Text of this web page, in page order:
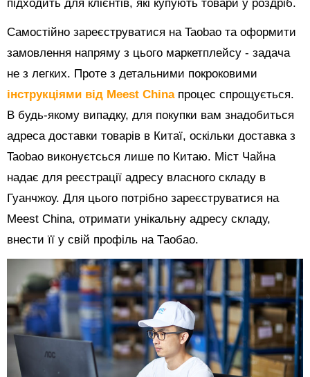
підходить для клієнтів, які купують товари у роздріб.
Самостійно зареєструватися на Taobao та оформити
замовлення напряму з цього маркетплейсу - задача
не з легких. Проте з детальними покроковими
інструкціями від Meest China процес спрощується.
В будь-якому випадку, для покупки вам знадобиться
адреса доставки товарів в Китаї, оскільки доставка з
Taobao виконуєтсься лише по Китаю. Міст Чайна
надає для реєстрації адресу власного складу в
Гуанчжоу. Для цього потрібно зареєструватися на
Meest China, отримати унікальну адресу складу,
внести її у свій профіль на Таобао.